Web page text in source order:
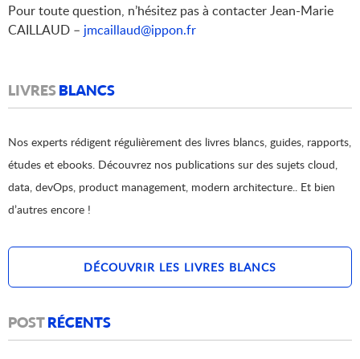
Pour toute question, n’hésitez pas à contacter Jean-Marie
CAILLAUD – jmcaillaud@ippon.fr
LIVRESBLANCS
Nos experts rédigent régulièrement des livres blancs, guides, rapports,
études et ebooks. Découvrez nos publications sur des sujets cloud,
data, devOps, product management, modern architecture.. Et bien
d’autres encore !
DÉCOUVRIR LES LIVRES BLANCS
POSTRÉCENTS